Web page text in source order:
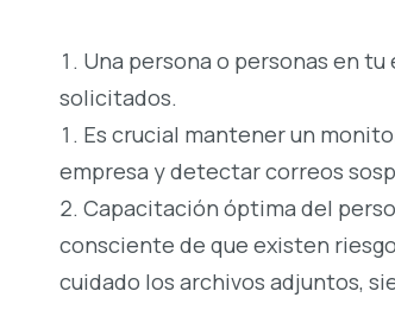
Una persona o personas en
solicitados.
Es crucial mantener un
empresa y detectar correos
Capacitación óptima del
consciente de que existen
cuidado los archivos adjuntos,